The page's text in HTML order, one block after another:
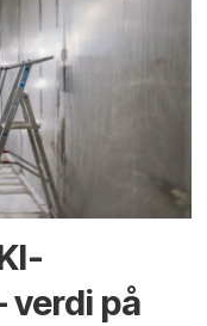
verdi på